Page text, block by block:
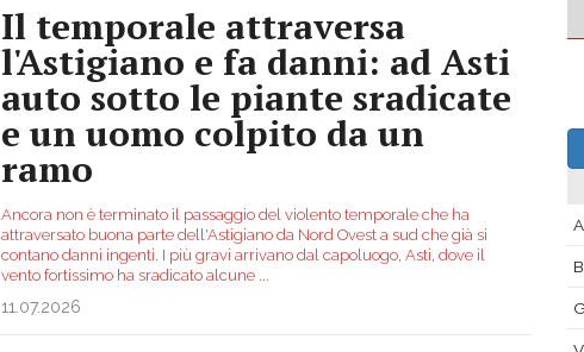
Il temporale attraversa
l'Astigiano e fa danni: ad Asti
auto sotto le piante sradicate
e un uomo colpito da un
ramo
Ancora non è terminato il passaggio del violento temporale che ha
attraversato buona parte dell'Astigiano da Nord Ovest a sud che già si
contano danni ingenti. I più gravi arrivano dal capoluogo, Asti, dove il
vento fortissimo ha sradicato alcune
11.07.2026